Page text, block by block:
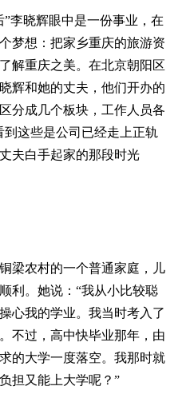
”李晓辉眼中是一份事业，在
梦想：把家乡重庆的旅游资
解重庆之美。在北京朝阳区
辉和她的丈夫，他们开办的
分成几个板块，工作人员各
这些是公司已经走上正轨
夫白手起家的那段时光
梁农村的一个普通家庭，儿
利。她说：“我从小比较聪
心我的学业。我当时考入了
不过，高中快毕业那年，由
的大学一度落空。我那时就
担又能上大学呢？”